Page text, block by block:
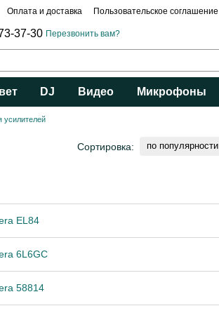
Оплата и доставка Пользовательское соглашение
37-30 Перезвонить вам?
DJ Видео Микрофоны
усилителей
Сортировка: по популярности
EL84
6L6GC
58814